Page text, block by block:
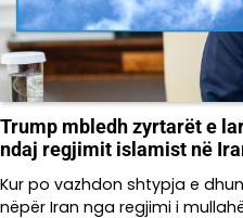
Trump mbledh zyrtarët e
ndaj regjimit islamist në
Kur po vazhdon shtypja e
nëpër Iran nga regjimi i